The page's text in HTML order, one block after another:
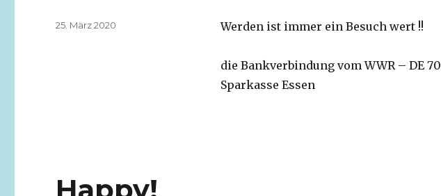
Werden ist immer ein Besuch wert !!
die Bankverbindung vom WWR – DE
Sparkasse Essen
Veröffentlicht
25. März 2020